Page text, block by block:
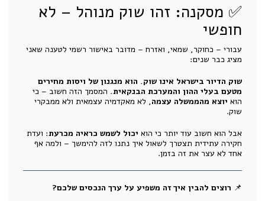
✅ מסקנה: זהו שוק מנוהל – לא
חופשי
עבורי – כחוקר, שמאי, ואזרח – מדובר באישור רשמי לטענה שאני
מציג כבר שנים:
שוק הדיור בישראל אינו שוק. הוא מנגנון של ויסות מחירים
מטעם בעלי ההון והמערכת הבנקאית. המסמך הזה חשוב – כי
הוא יוצא מהממשלה עצמה, לא מאקדמיה עצמאית ולא ממבקרי
שוק.
אבל הוא חשוב עוד יותר כי הוא יכול לשמש כראיה מכרעת: ועדת
חקירה עתידית תצטרך לשאול איך נתנו לזה להימשך – ולמה אף
אחד לא עצר את זה בזמן.
📌 רוצים להבין איך זה משפיע על ערך הנכסים שלכם?